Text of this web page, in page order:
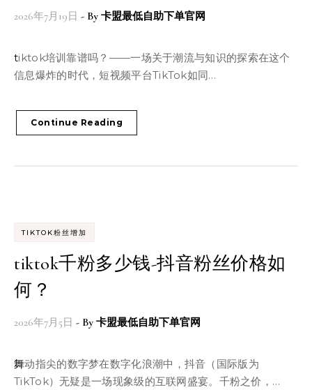
2026年7月19日 - By 卡盟最低自助下单官网
tiktok培训靠谱吗？——一场关于潮流与知识的探索在这个
信息爆炸的时代，短视频平台TikTok如同…
Continue Reading
TIKTOK粉丝增加
tiktok千粉多少钱-抖音粉丝价格如
何？
2026年7月5日 - By 卡盟最低自助下单官网
舞动指尖的数字梦在数字化浪潮中，抖音（国际版为
TikTok）无疑是一场现象级的互联网盛宴。千粉之价，…